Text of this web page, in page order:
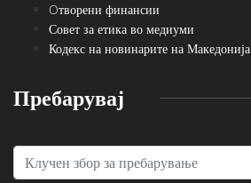
Oтворени финансии
Совет за етика во медиуми
Кодекс на новинарите на Македонија
Пребарувај